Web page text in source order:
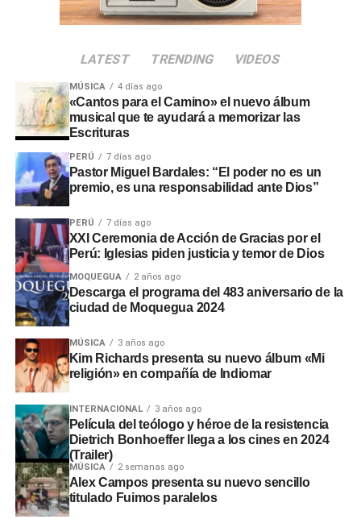
. La propuesta respondió a la necesidad de atender
gubernamental.
El evento oficial contará con
transmisión en directo a
nivel nacionalpara facilitar la participación ciudadana
desde distintas regiones. Con esta actividad, la
comunidad evangélica ratificó su respaldo cívico y sus
oraciones por la gestión de las nuevas autoridades.
LATEST TRENDING VIDEOS
MÚSICA 4 días ago
«Cantos para el Camino» el nuevo álbum
musical que te ayudará a memorizar las
Escrituras
PERÚ 7 días ago
Pastor Miguel Bardales: “El poder no es un
premio, es una responsabilidad ante Dios”
PERÚ 7 días ago
XXI Ceremonia de Acción de Gracias por el
Perú: Iglesias piden justicia y temor de Dios
MOQUEGUA 2 años ago
Descarga el programa del 483 aniversario de la
ciudad de Moquegua 2024
MÚSICA 3 años ago
Kim Richards presenta su nuevo álbum «Mi
religión» en compañía de Indiomar
INTERNACIONAL 3 años ago
Película del teólogo y héroe de la resistencia
Dietrich Bonhoeffer llega a los cines en 2024
(Trailer)
MÚSICA 2 semanas ago
Alex Campos presenta su nuevo sencillo
titulado Fuimos paralelos